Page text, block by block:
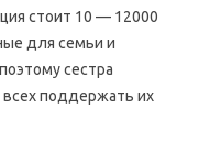
стоит 10 — 12000
для семьи и
сестра
поддержать их